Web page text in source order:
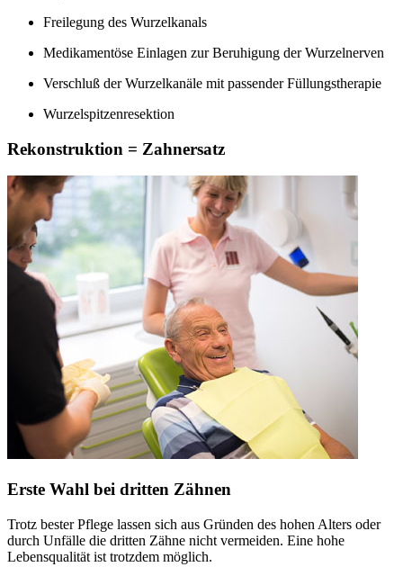
Freilegung des Wurzelkanals
Medikamentöse Einlagen zur Beruhigung der Wurzelnerven
Verschluß der Wurzelkanäle mit passender Füllungstherapie
Wurzelspitzenresektion
Rekonstruktion = Zahnersatz
Erste Wahl bei dritten Zähnen
Trotz bester Pflege lassen sich aus Gründen des hohen Alters oder
durch Unfälle die dritten Zähne nicht vermeiden. Eine hohe
Lebensqualität ist trotzdem möglich.